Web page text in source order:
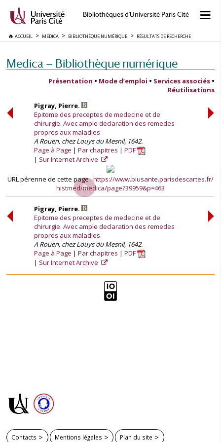
Bibliothèques d'Université Paris Cité
ACCUEIL MEDICA BIBLIOTHÈQUE NUMÉRIQUE RÉSULTATS DE RECHERCHE
Medica — Bibliothèque numérique
Présentation • Mode d’emploi • Services associés •
Réutilisations
Pigray, Pierre.
Epitome des preceptes de medecine et de
chirurgie. Avec ample declaration des remedes
propres aux maladies
A Rouen, chez Louys du Mesnil, 1642.
Page à Page
Par chapitres
PDF
Sur Internet Archive
URL pérenne de cette page :https://www.biusante.parisdescartes.fr/
histmed/medica/page?39959&p=463
Pigray, Pierre.
Epitome des preceptes de medecine et de
chirurgie. Avec ample declaration des remedes
propres aux maladies
A Rouen, chez Louys du Mesnil, 1642.
Page à Page
Par chapitres
PDF
Sur Internet Archive
Contacts Mentions légales Plan du site